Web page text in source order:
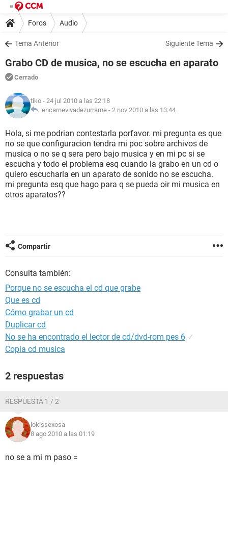
Foros Audio
Tema Anterior Siguiente Tema
Grabo CD de musica, no se escucha en aparato
Cerrado
tiko - 24 jul 2010 a las 22:18
encarnevivadezurrame - 2 nov 2010 a las 13:44
Hola, si me podrian contestarla porfavor. mi pregunta es que
no se que configuracion tendra mi poc sobre archivos de
musica o no se q sera pero bajo musica y en mi pc si se
escucha y todo el problema esq cuando la grabo en un cd o
quiero escucharla en un aparato de sonido no se escucha.
mi pregunta esq que hago para q se pueda oir mi musica en
otros aparatos??
Compartir
Consulta también:
Porque no se escucha el cd que grabe
Que es cd
Cómo grabar un cd
Duplicar cd
No se ha encontrado el lector de cd/dvd-rom pes 6 ✓
Copia cd musica
2 respuestas
RESPUESTA 1 / 2
lokissexosa
8 ago 2010 a las 01:19
no se a mi m paso =